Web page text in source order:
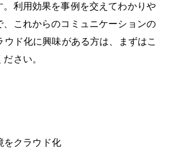
。利用効果を事例を交えてわかりや
、これからのコミュニケーションの
ウド化に興味がある方は、まずはこ
さい。
をクラウド化